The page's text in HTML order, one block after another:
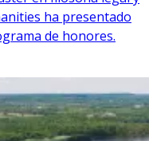
ha presentado
de honores.